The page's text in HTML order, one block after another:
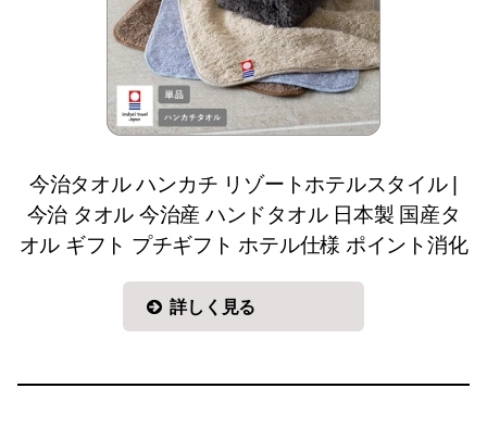
今治タオル ハンカチ リゾートホテルスタイル |
今治 タオル 今治産 ハンドタオル 日本製 国産タ
オル ギフト プチギフト ホテル仕様 ポイント消化
詳しく見る